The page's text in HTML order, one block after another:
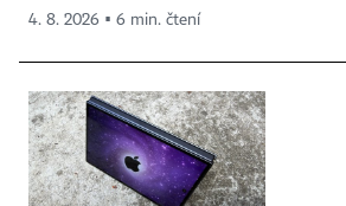
4. 8. 2026 ▪ 6 min. čtení